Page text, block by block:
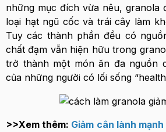
những mục đích vừa nêu, granola
loại hạt ngũ cốc và trái cây làm
Tuy các thành phần đều có
chất đạm vẫn hiện hữu trong
trở thành một món ăn đa nguồn
của những người có lối sống
>>Xem thêm: Giảm cân lành